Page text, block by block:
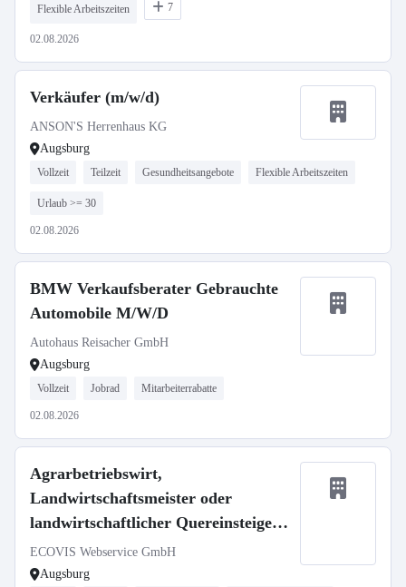
Flexible Arbeitszeiten 7
02.08.2026
Verkäufer (m/w/d)
ANSON'S Herrenhaus KG
Augsburg
Vollzeit Teilzeit Gesundheitsangebote Flexible Arbeitszeiten
Urlaub >= 30
02.08.2026
BMW Verkaufsberater Gebrauchte
Automobile M/W/D
Autohaus Reisacher GmbH
Augsburg
Vollzeit Jobrad Mitarbeiterrabatte
02.08.2026
Agrarbetriebswirt,
Landwirtschaftsmeister oder
landwirtschaftlicher Quereinsteiger
in der Steuerberatung (m/w/d)
ECOVIS Webservice GmbH
Augsburg